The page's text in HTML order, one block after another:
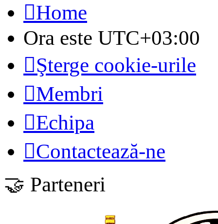
Home
Ora este UTC+03:00
Şterge cookie-urile
Membri
Echipa
Contactează-ne
🤝 Parteneri